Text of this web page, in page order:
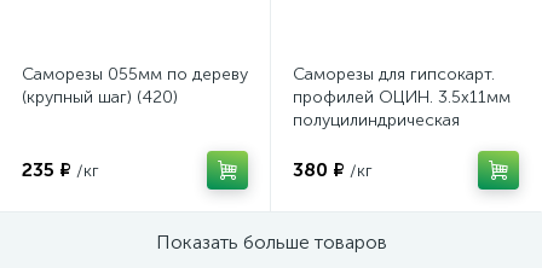
Саморезы 055мм по дереву
(крупный шаг) (420)
235 ₽ /кг
Саморезы для гипсокарт.
профилей ОЦИН. 3.5x11мм
полуцилиндрическая
380 ₽ /кг
Показать больше товаров